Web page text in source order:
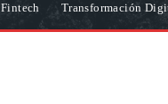
Fintech Transformación